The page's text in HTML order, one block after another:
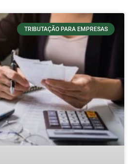
TRIBUTAÇÃO PARA EMPRESAS